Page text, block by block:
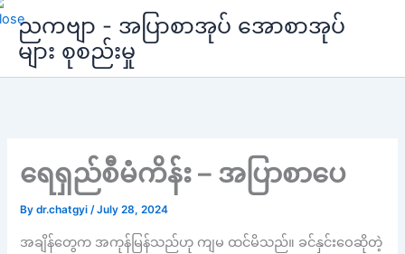
Skip
content
ညကဗျာ - အပြာစာအုပ် အောစာအုပ်
များ စုစည်းမှု
ရေရှည်စီမံကိန်း – အပြာစာပေ
Bydr.chatgyi/July 28, 2024
အချိန်တွေက အကုန်မြန်သည်ဟု ကျမ ထင်မိသည်။ ခင်နှင်းဝေဆိုတဲ့